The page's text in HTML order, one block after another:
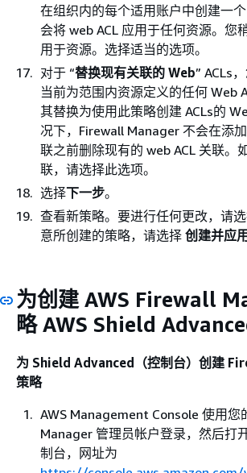
在组织内的每个适用账户中创建一
会将 web ACL 应用于任何资源。您
用于资源。选择适当的选项。
对于 “替换现有关联的 Web” ACLs
当前为范围内资源定义的任何 Web
其替换为使用此策略创建 ACLs的
况下，Firewall Manager 不会在添
联之前删除现有的 web ACL 关联。
联，请选择此选项。
选择下一步。
查看新策略。要进行任何更改，请
意所创建的策略，请选择 创建并应
为创建 AWS Firewall
略 AWS Shield
为 Shield Advanced（控制台）创建
策略
AWS Management Console 使用您
Manager 管理员帐户登录，然后打
制台，网址为